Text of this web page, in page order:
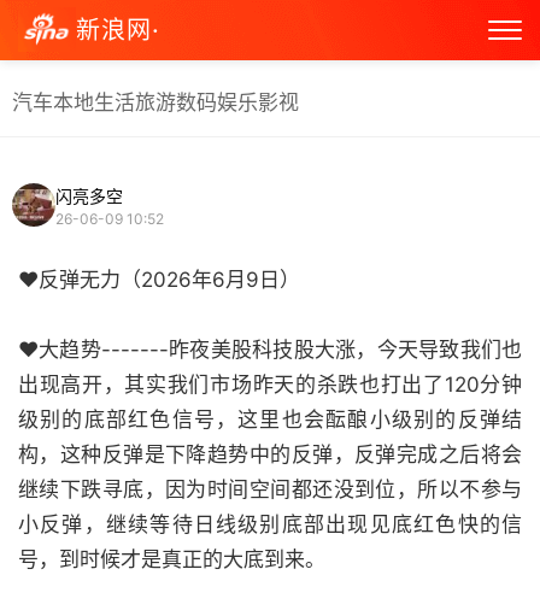
新浪网·
汽车本地生活旅游数码娱乐影视
闪亮多空
26-06-09 10:52
❤反弹无力（2026年6月9日）
❤大趋势-------昨夜美股科技股大涨，今天导致我们也
出现高开，其实我们市场昨天的杀跌也打出了120分钟
级别的底部红色信号，这里也会酝酿小级别的反弹结
构，这种反弹是下降趋势中的反弹，反弹完成之后将会
继续下跌寻底，因为时间空间都还没到位，所以不参与
小反弹，继续等待日线级别底部出现见底红色快的信
号，到时候才是真正的大底到来。